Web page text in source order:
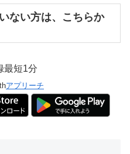
ない方は、こちらか
最短1分
アプリーチ